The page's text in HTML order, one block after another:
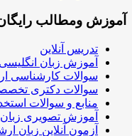
آموزش ومطالب
تدریس آنلاین
آموزش زبان
سوالات کارشناسی
سوالات دکتری
منابع و سوالات
آموزش تصویری
آزمون آنلاین زبان